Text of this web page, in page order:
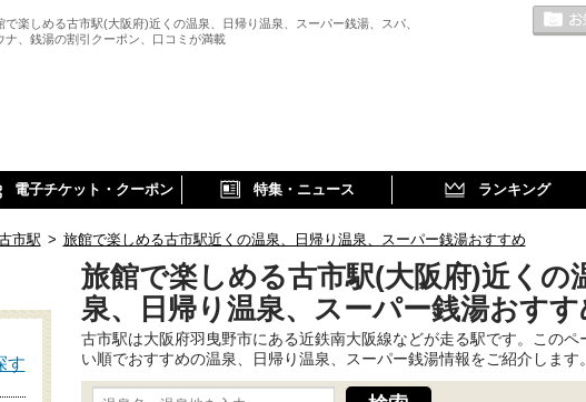
で楽しめる古市駅(大阪府)近くの温泉、日帰り温泉、スーパー銭湯、スパ、
ナ、銭湯の割引クーポン、口コミが満載
電子チケット・クーポン 特集・ニュース ランキング
市駅 > 旅館で楽しめる古市駅近くの温泉、日帰り温泉、スーパー銭湯おすすめ
旅館で楽しめる古市駅(大阪府)近くの
泉、日帰り温泉、スーパー銭湯おすす
古市駅は大阪府羽曳野市にある近鉄南大阪線などが走る駅です。この
い順でおすすめの温泉、日帰り温泉、スーパー銭湯情報をご紹介します。
す